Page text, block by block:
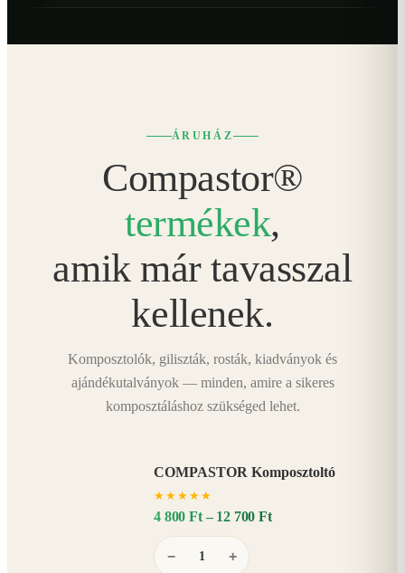
ÁRUHÁZ
Compastor®
termékek,
amik már tavasszal
kellenek.
Komposztolók, giliszták, rosták, kiadványok és
ajándékutalványok — minden, amire a sikeres
komposztáláshoz szükséged lehet.
COMPASTOR Komposztoltó
★ ★ ★ ★ ★
4 800 Ft – 12 700 Ft
− +